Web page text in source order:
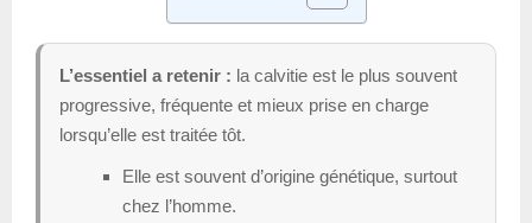
L’essentiel a retenir : la calvitie est le plus souvent
progressive, fréquente et mieux prise en charge
lorsqu’elle est traitée tôt.
Elle est souvent d’origine génétique, surtout
chez l’homme.